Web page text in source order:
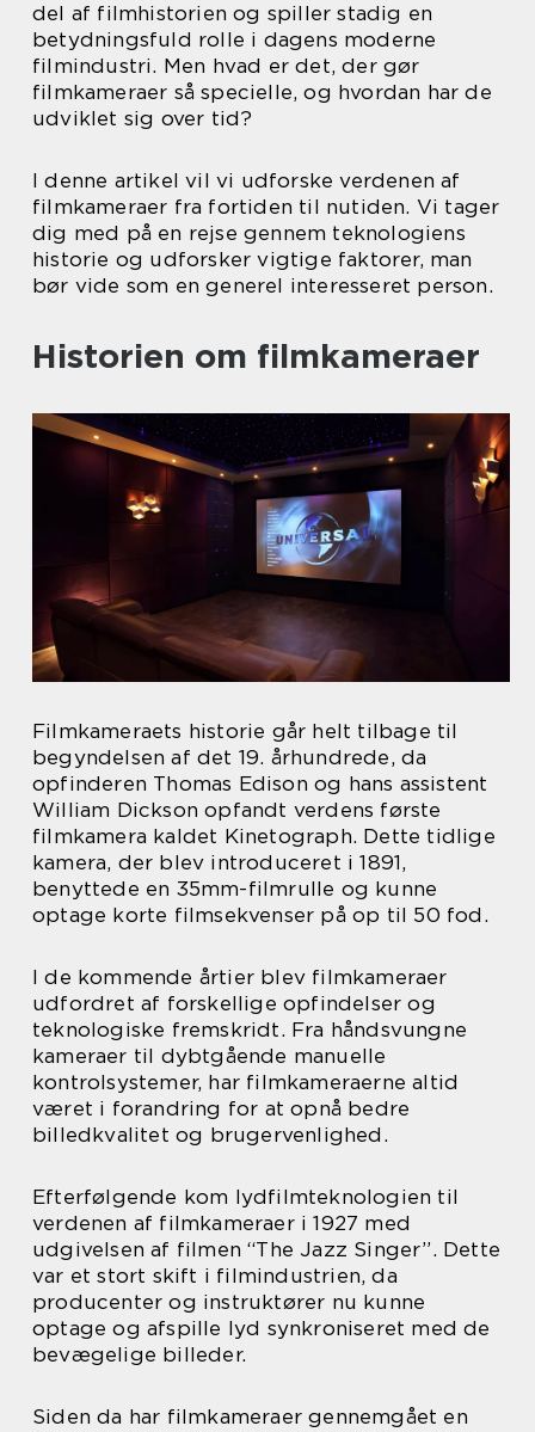
del af filmhistorien og spiller stadig en
betydningsfuld rolle i dagens moderne
filmindustri. Men hvad er det, der gør
filmkameraer så specielle, og hvordan har de
udviklet sig over tid?
I denne artikel vil vi udforske verdenen af
filmkameraer fra fortiden til nutiden. Vi tager
dig med på en rejse gennem teknologiens
historie og udforsker vigtige faktorer, man
bør vide som en generel interesseret person.
Historien om filmkameraer
Filmkameraets historie går helt tilbage til
begyndelsen af det 19. århundrede, da
opfinderen Thomas Edison og hans assistent
William Dickson opfandt verdens første
filmkamera kaldet Kinetograph. Dette tidlige
kamera, der blev introduceret i 1891,
benyttede en 35mm-filmrulle og kunne
optage korte filmsekvenser på op til 50 fod.
I de kommende årtier blev filmkameraer
udfordret af forskellige opfindelser og
teknologiske fremskridt. Fra håndsvungne
kameraer til dybtgående manuelle
kontrolsystemer, har filmkameraerne altid
været i forandring for at opnå bedre
billedkvalitet og brugervenlighed.
Efterfølgende kom lydfilmteknologien til
verdenen af filmkameraer i 1927 med
udgivelsen af filmen “The Jazz Singer”. Dette
var et stort skift i filmindustrien, da
producenter og instruktører nu kunne
optage og afspille lyd synkroniseret med de
bevægelige billeder.
Siden da har filmkameraer gennemgået en